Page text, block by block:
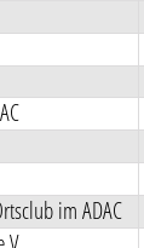
im ADAC